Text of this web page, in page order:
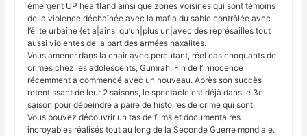
émergent UP heartland ainsi que zones voisines qui sont témoins
de la violence déchaînée avec la mafia du sable contrôlée avec
l’élite urbaine {et a|ainsi qu’un|plus un|avec des représailles tout
aussi violentes de la part des armées naxalites.
Vous amener dans la chair avec percutant, réel cas choquants de
crimes chez les adolescents, Gumrah: Fin de l’innocence
récemment a commencé avec un nouveau. Après son succès
retentissant de leur 2 saisons, le spectacle est déjà dans le 3e
saison pour dépeindre a paire de histoires de crime qui sont.
Vous pouvez découvrir un tas de films et documentaires
incroyables réalisés tout au long de la Seconde Guerre mondiale.